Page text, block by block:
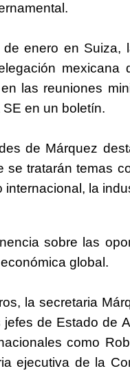
enero en Suiza,
las reuniones
en un boletín.
de Márquez
se tratarán temas
internacional, la
sobre las
global.
la secretaria
jefes de Estado de
como
ejecutiva de la